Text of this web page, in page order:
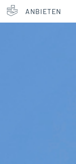
ANBIETEN